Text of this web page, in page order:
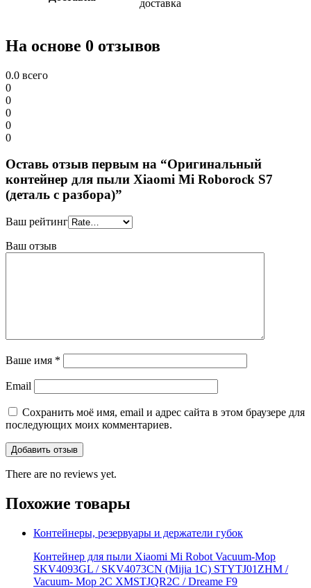
доставка
На основе 0 отзывов
0.0 всего
0
0
0
0
0
Оставь отзыв первым на “Оригинальный
контейнер для пыли Xiaomi Mi Roborock S7
(деталь с разбора)”
Ваш рейтинг
Ваш отзыв
Ваше имя *
Email
Сохранить моё имя, email и адрес сайта в этом браузере для
последующих моих комментариев.
There are no reviews yet.
Похожие товары
Контейнеры, резервуары и держатели губок
Контейнер для пыли Xiaomi Mi Robot Vacuum-Mop
SKV4093GL / SKV4073CN (Mijia 1C) STYTJ01ZHM /
Vacuum- Mop 2C XMSTJQR2C / Dreame F9